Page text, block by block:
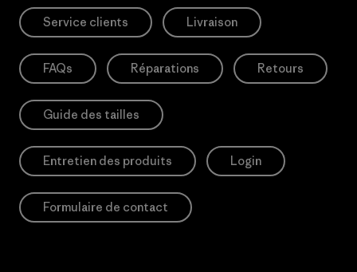
Service clients Livraison
FAQs Réparations Retours
Guide des tailles
Entretien des produits Login
Formulaire de contact